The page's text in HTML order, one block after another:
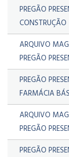
PREGÃO
CONSTRUÇÃO
ARQUIVO
PREGÃO
PREGÃO
FARMÁCIA
ARQUIVO
PREGÃO
PREGÃO